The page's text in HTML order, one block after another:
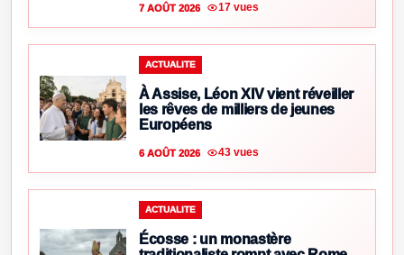
7 AOÛT 2026 17 vues
ACTUALITE
À Assise, Léon XIV vient réveiller
les rêves de milliers de jeunes
Européens
6 AOÛT 2026 43 vues
ACTUALITE
Écosse : un monastère